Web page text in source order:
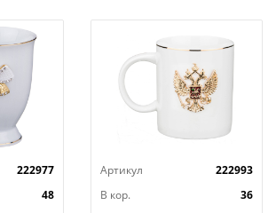
222977
48
Артикул
222993
В кор.
36